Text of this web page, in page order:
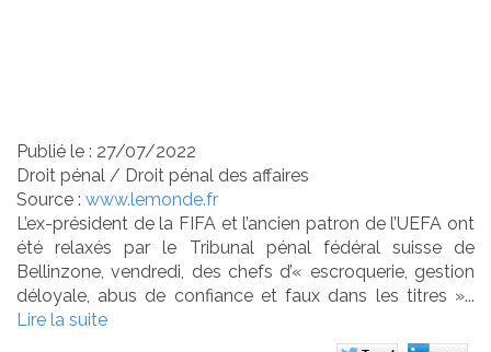
Publié le : 27/07/2022
Droit pénal / Droit pénal des affaires
Source : www.lemonde.fr
L’ex-président de la FIFA et l’ancien patron de l’UEFA ont
été relaxés par le Tribunal pénal fédéral suisse de
Bellinzone, vendredi, des chefs d’« escroquerie, gestion
déloyale, abus de confiance et faux dans les titres »...
Lire la suite